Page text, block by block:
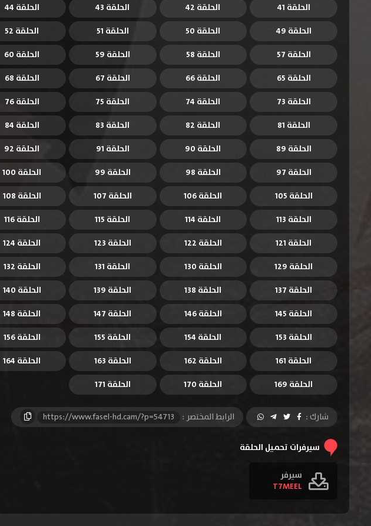
الحلقة 41
الحلقة 42 الحلقة 43 الحلقة 44
الحلقة 49
الحلقة 50 الحلقة 51 الحلقة 52
الحلقة 57
الحلقة 58 الحلقة 59 الحلقة 60
الحلقة 65
الحلقة 66 الحلقة 67 الحلقة 68
الحلقة 73
الحلقة 74 الحلقة 75 الحلقة 76
الحلقة 81
الحلقة 82 الحلقة 83 الحلقة 84
الحلقة 89
الحلقة 90 الحلقة 91 الحلقة 92
الحلقة 97
الحلقة 98 الحلقة 99 الحلقة 100
الحلقة 105
الحلقة 106 الحلقة 107 الحلقة 108
الحلقة 113
الحلقة 114 الحلقة 115 الحلقة 116
الحلقة 121
الحلقة 122 الحلقة 123 الحلقة 124
الحلقة 129
الحلقة 130 الحلقة 131 الحلقة 132
الحلقة 137
الحلقة 138 الحلقة 139 الحلقة 140
الحلقة 145
الحلقة 146 الحلقة 147 الحلقة 148
الحلقة 153
الحلقة 154 الحلقة 155 الحلقة 156
الحلقة 161
الحلقة 162 الحلقة 163 الحلقة 164
الحلقة 169
الحلقة 170 الحلقة 171
شارك : الرابط المختصر : https://www.fasel-hd.cam/?p=54713
سيرفرات تحميل الحلقة
سيرفر
T7MEEL